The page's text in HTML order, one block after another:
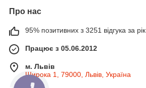
Про нас
95% позитивних з 3251 відгука за рік
Працює з 05.06.2012
м. Львів
Широка 1, 79000, Львів, Україна